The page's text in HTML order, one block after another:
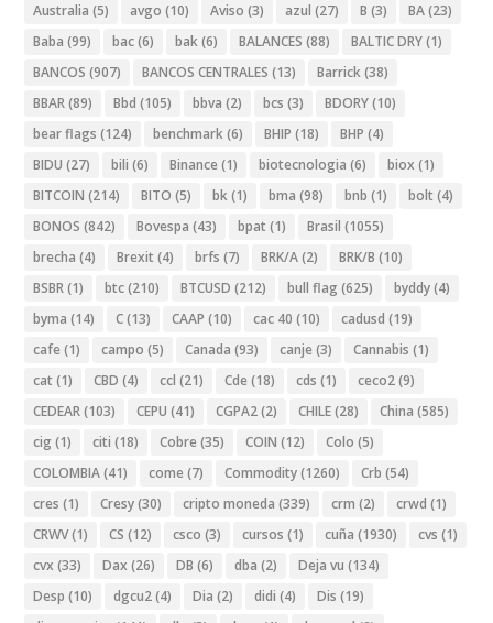
Australia (5) avgo (10) Aviso (3) azul (27) B (3) BA(23)
Baba (99) bac(6) bak(6) BALANCES (88) BALTIC DRY(1)
BANCOS (907) BANCOS CENTRALES (13) Barrick(38)
BBAR(89) Bbd (105) bbva (2) bcs (3) BDORY(10)
bear flags (124) benchmark(6) BHIP (18) BHP (4)
BIDU (27) bili (6) Binance (1) biotecnologia (6) biox (1)
BITCOIN (214) BITO (5) bk(1) bma (98) bnb (1) bolt (4)
BONOS (842) Bovespa (43) bpat (1) Brasil (1055)
brecha (4) Brexit (4) brfs (7) BRK/A(2) BRK/B (10)
BSBR(1) btc(210) BTCUSD (212) bull flag (625) byddy(4)
byma (14) C(13) CAAP (10) cac 40 (10) cadusd (19)
cafe (1) campo (5) Canada (93) canje (3) Cannabis (1)
cat (1) CBD (4) ccl (21) Cde (18) cds (1) ceco2(9)
CEDEAR(103) CEPU (41) CGPA2(2) CHILE(28) China (585)
cig (1) citi (18) Cobre (35) COIN (12) Colo (5)
COLOMBIA(41) come (7) Commodity(1260) Crb (54)
cres (1) Cresy(30) cripto moneda (339) crm (2) crwd (1)
CRWV(1) CS (12) csco (3) cursos (1) cuña (1930) cvs (1)
cvx (33) Dax (26) DB (6) dba (2) Deja vu (134)
Desp (10) dgcu2(4) Dia (2) didi (4) Dis (19)